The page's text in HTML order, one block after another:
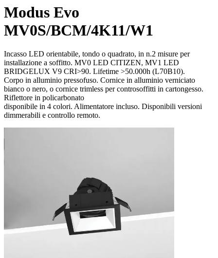
Modus Evo
MV0S/BCM/4K11/W1
Incasso LED orientabile, tondo o quadrato, in n.2 misure per
installazione a soffitto. MV0 LED CITIZEN, MV1 LED
BRIDGELUX V9 CRI>90. Lifetime >50.000h (L70B10).
Corpo in alluminio pressofuso. Cornice in alluminio verniciato
bianco o nero, o cornice trimless per controsoffitti in cartongesso.
Riflettore in policarbonato
disponibile in 4 colori. Alimentatore incluso. Disponibili versioni
dimmerabili e controllo remoto.